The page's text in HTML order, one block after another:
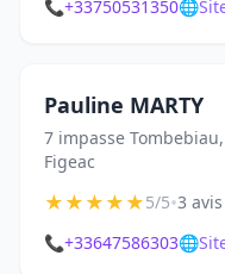
📞+33750531350🌐
Pauline MARTY
7 impasse
Figeac
★★★★★5/5•3 avis
📞+33647586303🌐